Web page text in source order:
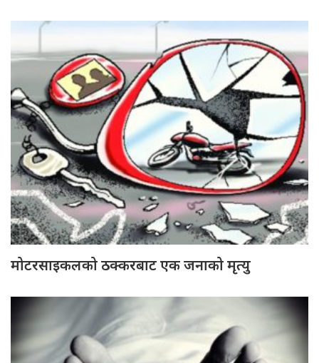
मोटरसाइकलको ठक्करबाट एक जनाको मृत्यु